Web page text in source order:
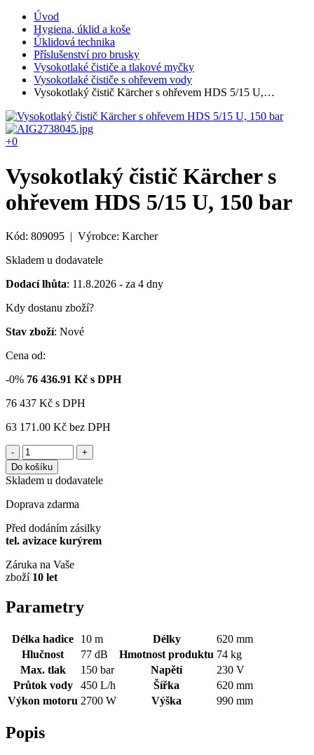
Úvod
Hygiena, úklid a koše
Úklidová technika
Příslušenství pro brusky
Vysokotlaké čističe a tlakové myčky
Vysokotlaké čističe s ohřevem vody
Vysokotlaký čistič Kärcher s ohřevem HDS 5/15 U,…
+0
Vysokotlaký čistič Kärcher s
ohřevem HDS 5/15 U, 150 bar
Kód: 809095 | Výrobce: Karcher
Skladem u dodavatele
Dodací lhůta: 11.8.2026 - za 4 dny
Kdy dostanu zboží?
Stav zboží: Nové
Cena od:
-0% 76 436.91 Kč s DPH
76 437 Kč s DPH
63 171.00 Kč bez DPH
-
+
Do košíku
Skladem u dodavatele
Doprava zdarma
Před dodáním zásilky
tel. avizace kurýrem
Záruka na Vaše
zboží 10 let
Parametry
Délka hadice 10 m Délky
620 mm
Hlučnost
77 dB Hmotnost produktu 74 kg
Max. tlak
150 bar Napětí
230 V
Průtok vody
450 L/h Šířka
620 mm
Výkon motoru 2700 W Výška 990 mm
Popis